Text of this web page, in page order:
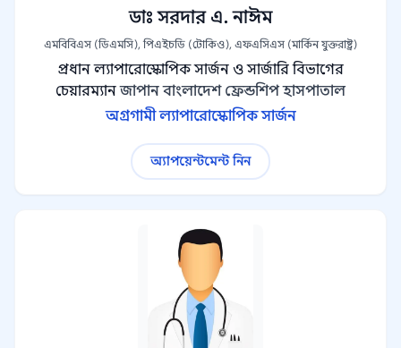
ডাঃ সরদার এ. নাঈম
এমবিবিএস (ডিএমসি), পিএইচডি (টোকিও), এফএসিএস (মার্কিন যুক্তরাষ্ট্র)
প্রধান ল্যাপারোস্কোপিক সার্জন ও সার্জারি বিভাগের
চেয়ারম্যান জাপান বাংলাদেশ ফ্রেন্ডশিপ হাসপাতাল
অগ্রগামী ল্যাপারোস্কোপিক সার্জন
অ্যাপয়েন্টমেন্ট নিন